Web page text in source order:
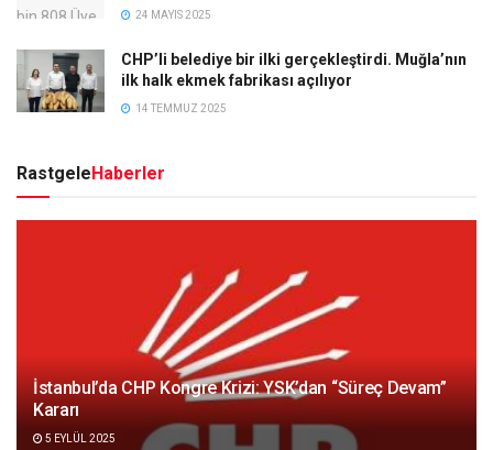
24 MAYIS 2025
CHP’li belediye bir ilki gerçekleştirdi. Muğla’nın
ilk halk ekmek fabrikası açılıyor
14 TEMMUZ 2025
RastgeleHaberler
İstanbul’da CHP Kongre Krizi: YSK’dan “Süreç Devam”
Kararı
5 EYLÜL 2025